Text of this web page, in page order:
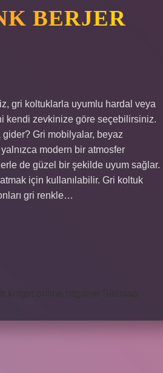
BERJER
gri koltuklarla uyumlu hardal veya
kendi zevkinize göre seçebilirsiniz.
Gri mobilyalar, beyaz
modern bir atmosfer
de güzel bir şekilde uyum sağlar.
için kullanılabilir. Gri koltuk
gri renkle…